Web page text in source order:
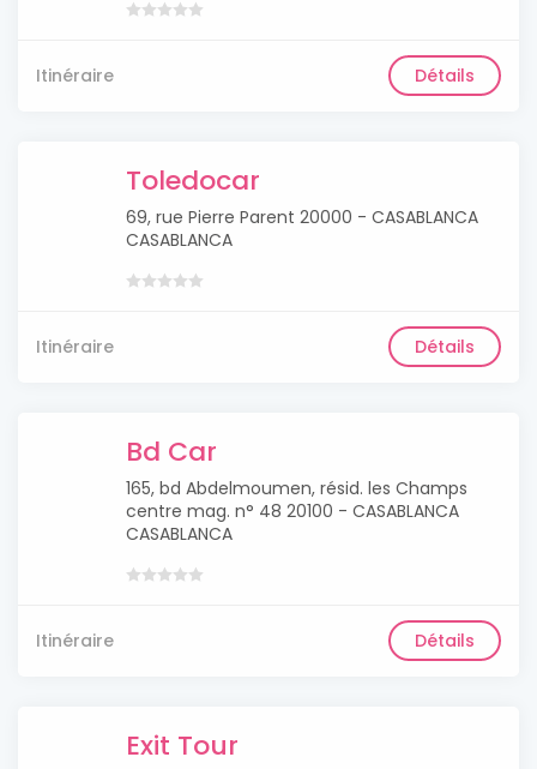
Itinéraire Détails
Toledocar
69, rue Pierre Parent 20000 - CASABLANCA
CASABLANCA
Itinéraire Détails
Bd Car
165, bd Abdelmoumen, résid. les Champs
centre mag. n° 48 20100 - CASABLANCA
CASABLANCA
Itinéraire Détails
Exit Tour